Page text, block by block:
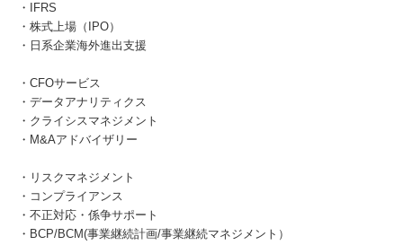
・IFRS
・株式上場（IPO）
・日系企業海外進出支援
・CFOサービス
・データアナリティクス
・クライシスマネジメント
・M&Aアドバイザリー
・リスクマネジメント
・コンプライアンス
・不正対応・係争サポート
・BCP/BCM(事業継続計画/事業継続マネジメント）